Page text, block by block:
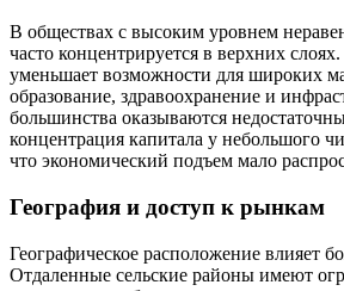
В обществах с высоким уровнем
часто концентрируется в верхних
уменьшает возможности для широких
образование, здравоохранение и
большинства оказываются
концентрация капитала у небольшого
что экономический подъем мало
География и доступ к рынкам
Географическое расположение влияет
Отдаленные сельские районы имеют